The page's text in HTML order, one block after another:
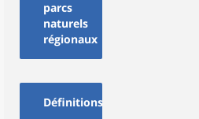
parcs
naturels
régionaux
Définitions